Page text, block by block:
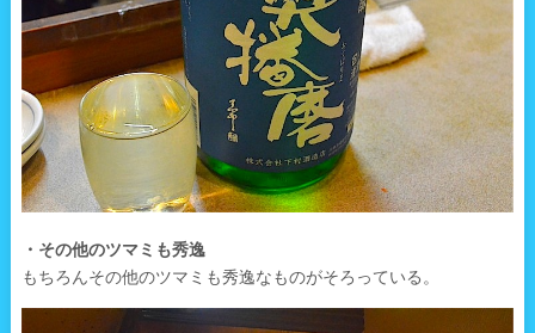
・その他のツマミも秀逸
もちろんその他のツマミも秀逸なものがそろっている。